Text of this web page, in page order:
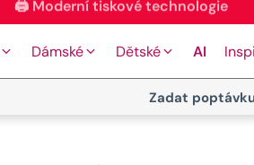
🖨️ Moderní tiskové technologie
Dámské Dětské AI
Zadat